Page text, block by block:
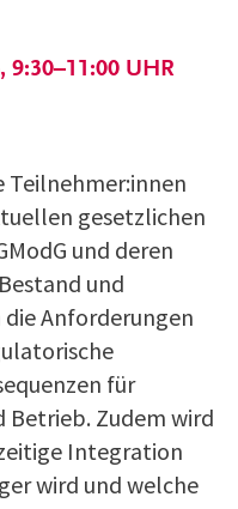
9:30–11:00 UHR
Teilnehmer:innen
gesetzlichen
und deren
und
die Anforderungen
für
Betrieb. Zudem wird
Integration
wird und welche